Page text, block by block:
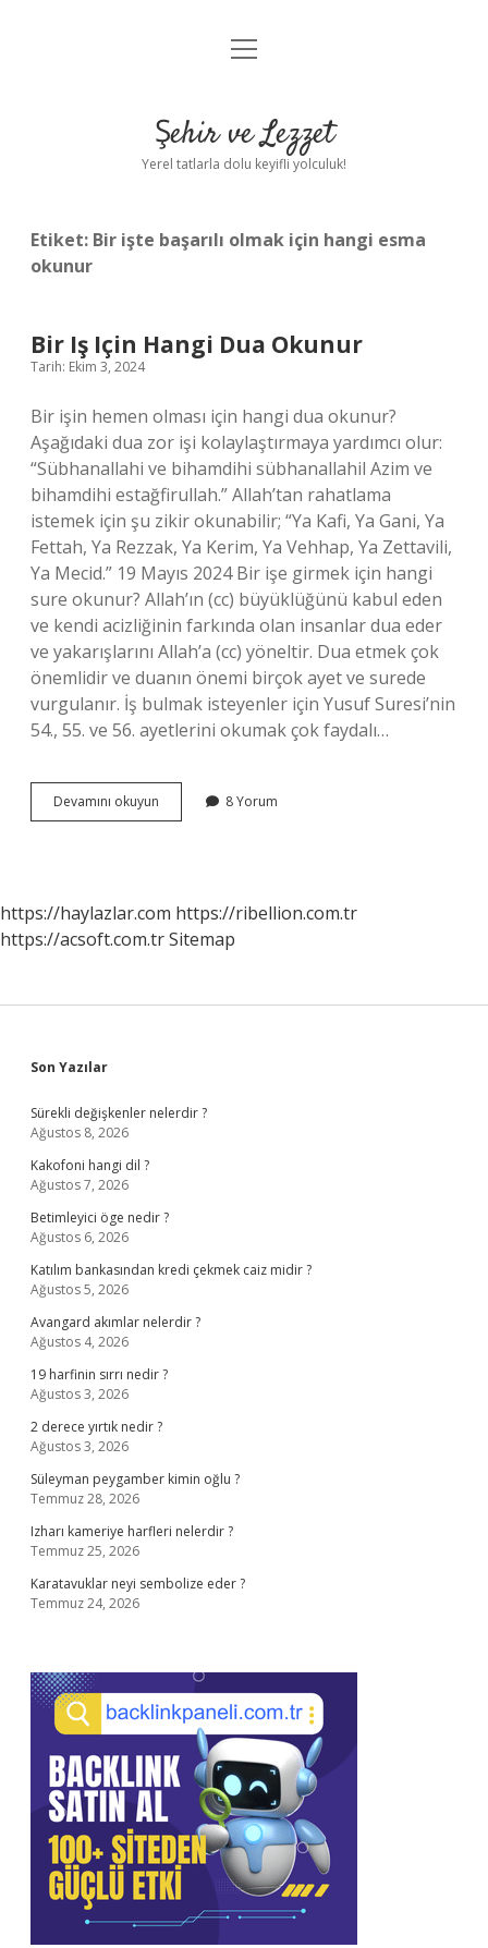
Anasayfa
Yasal Uyarı
menüyü
Şehir ve Lezzet
Yerel tatlarla dolu keyifli yolculuk!
Etiket: Bir işte başarılı olmak için hangi esma
okunur
Bir Iş Için Hangi Dua Okunur
Tarih: Ekim 3, 2024
Bir işin hemen olması için hangi dua okunur?
Aşağıdaki dua zor işi kolaylaştırmaya yardımcı olur:
“Sübhanallahi ve bihamdihi sübhanallahil Azim ve
bihamdihi estağfirullah.” Allah’tan rahatlama
istemek için şu zikir okunabilir; “Ya Kafi, Ya Gani, Ya
Fettah, Ya Rezzak, Ya Kerim, Ya Vehhap, Ya Zettavili,
Ya Mecid.” 19 Mayıs 2024 Bir işe girmek için hangi
sure okunur? Allah’ın (cc) büyüklüğünü kabul eden
ve kendi acizliğinin farkında olan insanlar dua eder
ve yakarışlarını Allah’a (cc) yöneltir. Dua etmek çok
önemlidir ve duanın önemi birçok ayet ve surede
vurgulanır. İş bulmak isteyenler için Yusuf Suresi’nin
54., 55. ve 56. ayetlerini okumak çok faydalı…
Devamını okuyun
Iş
8 Yorum
https://haylazlar.com https://ribellion.com.tr
https://acsoft.com.trSitemap
Sidebar
Son Yazılar
Sürekli değişkenler nelerdir ?
Ağustos 8, 2026
Kakofoni hangi dil ?
Ağustos 7, 2026
Betimleyici öge nedir ?
Ağustos 6, 2026
Katılım bankasından kredi çekmek caiz midir ?
Ağustos 5, 2026
Avangard akımlar nelerdir ?
Ağustos 4, 2026
19 harfinin sırrı nedir ?
Ağustos 3, 2026
2 derece yırtık nedir ?
Ağustos 3, 2026
Süleyman peygamber kimin oğlu ?
Temmuz 28, 2026
Izharı kameriye harfleri nelerdir ?
Temmuz 25, 2026
Karatavuklar neyi sembolize eder ?
Temmuz 24, 2026